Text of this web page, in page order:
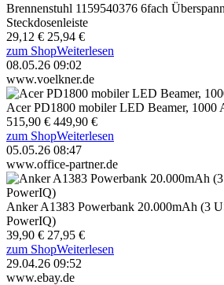
Brennenstuhl 1159540376 6fach
Steckdosenleiste
29,12 € 25,94 €
zum ShopWeiterlesen
08.05.26 09:02
www.voelkner.de
Acer PD1800 mobiler LED Beamer, 1000
515,90 € 449,90 €
zum ShopWeiterlesen
05.05.26 08:47
www.office-partner.de
Anker A1383 Powerbank 20.000mAh (3
PowerIQ)
39,90 € 27,95 €
zum ShopWeiterlesen
29.04.26 09:52
www.ebay.de